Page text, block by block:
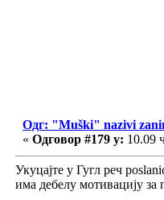
Одг: "Muški" nazivi
« Одговор #179 у: 10.09
Укуцајте у Гугл реч
има дебелу мотивацију за